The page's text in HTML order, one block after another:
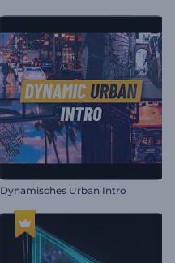
Dynamisches Urban Intro